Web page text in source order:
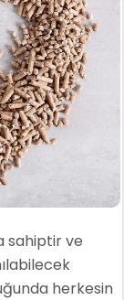
sahiptir ve
herkesin